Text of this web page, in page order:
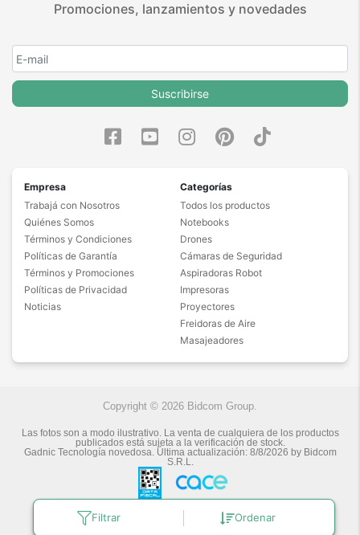
Filtrar Ordenar
Promociones, lanzamientos y novedades
Suscribirse
Empresa
Trabajá con Nosotros
Quiénes Somos
Términos y Condiciones
Políticas de Garantía
Términos y Promociones
Políticas de Privacidad
Noticias
Categorías
Todos los productos
Notebooks
Drones
Cámaras de Seguridad
Aspiradoras Robot
Impresoras
Proyectores
Freidoras de Aire
Masajeadores
Copyright © 2026 Bidcom Group.
Las fotos son a modo ilustrativo. La venta de cualquiera de los productos
publicados está sujeta a la verificación de stock.
Gadnic Tecnología novedosa.Última actualización: 8/8/2026 by Bidcom
S.R.L.
Botón de arrepentimiento